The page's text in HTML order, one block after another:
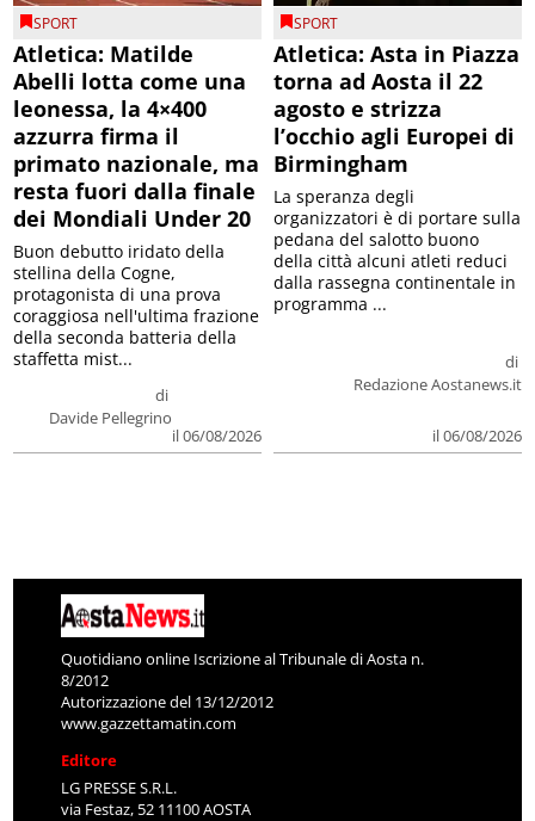
SPORT
Atletica: Matilde
Abelli lotta come una
leonessa, la 4×400
azzurra firma il
primato nazionale, ma
resta fuori dalla finale
dei Mondiali Under 20
di
Davide Pellegrino
il 06/08/2026
Buon debutto iridato della
stellina della Cogne,
protagonista di una prova
coraggiosa nell'ultima frazione
della seconda batteria della
staffetta mist...
SPORT
Atletica: Asta in Piazza
torna ad Aosta il 22
agosto e strizza
l’occhio agli Europei di
Birmingham
di
Redazione Aostanews.it
il 06/08/2026
La speranza degli
organizzatori è di portare sulla
pedana del salotto buono
della città alcuni atleti reduci
dalla rassegna continentale in
programma ...
Quotidiano online Iscrizione al Tribunale di Aosta n.
8/2012
Autorizzazione del 13/12/2012
www.gazzettamatin.com
Editore
LG PRESSE S.R.L.
via Festaz, 52 11100 AOSTA